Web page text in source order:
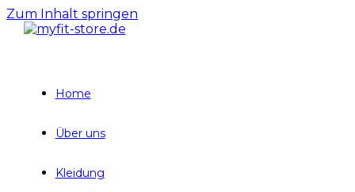
Zum Inhalt springen
Home
Über uns
Kleidung